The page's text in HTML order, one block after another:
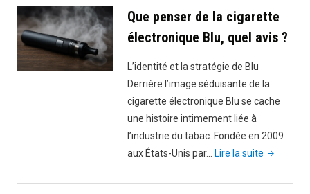
avec
du
Le
guide
expert
pour
une
expérience
Que penser de la cigarette
électronique Blu, quel avis ?
L’identité et la stratégie de Blu
Derrière l’image séduisante de la
cigarette électronique Blu se cache
une histoire intimement liée à
l’industrie du tabac. Fondée en 2009
aux États-Unis par…
Lire la suite "Que
de